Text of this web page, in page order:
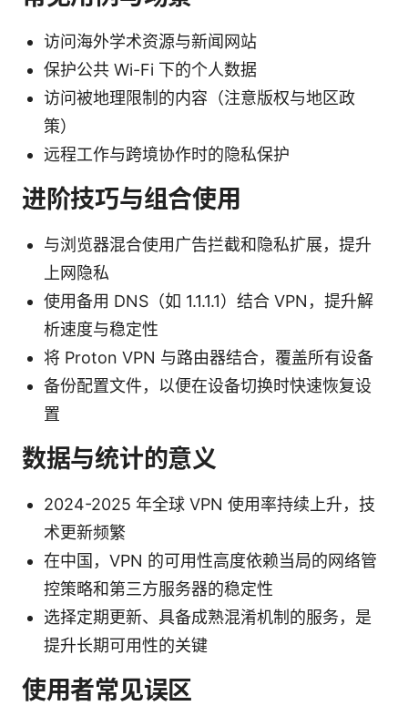
访问海外学术资源与新闻网站
保护公共 Wi-Fi 下的个人数据
访问被地理限制的内容（注意版权与地区政
策）
远程工作与跨境协作时的隐私保护
进阶技巧与组合使用
与浏览器混合使用广告拦截和隐私扩展，提升
上网隐私
使用备用 DNS（如 1.1.1.1）结合 VPN，提升解
析速度与稳定性
将 Proton VPN 与路由器结合，覆盖所有设备
备份配置文件，以便在设备切换时快速恢复设
置
数据与统计的意义
2024-2025 年全球 VPN 使用率持续上升，技
术更新频繁
在中国，VPN 的可用性高度依赖当局的网络管
控策略和第三方服务器的稳定性
选择定期更新、具备成熟混淆机制的服务，是
提升长期可用性的关键
使用者常见误区